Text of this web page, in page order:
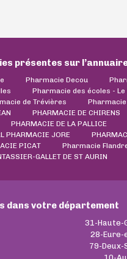
présentes sur
Pharmacie Decou
Pharmacie des écoles - Le
de Trévières
PHARMACIE DE CHIRENS
PHARMACIE DE LA PALLICE
PHARMACIE JORE
PICAT Pharmacie
GALLET DE ST AURIN
dans votre département
31-Haute-
28-Eure-
79-Deux-